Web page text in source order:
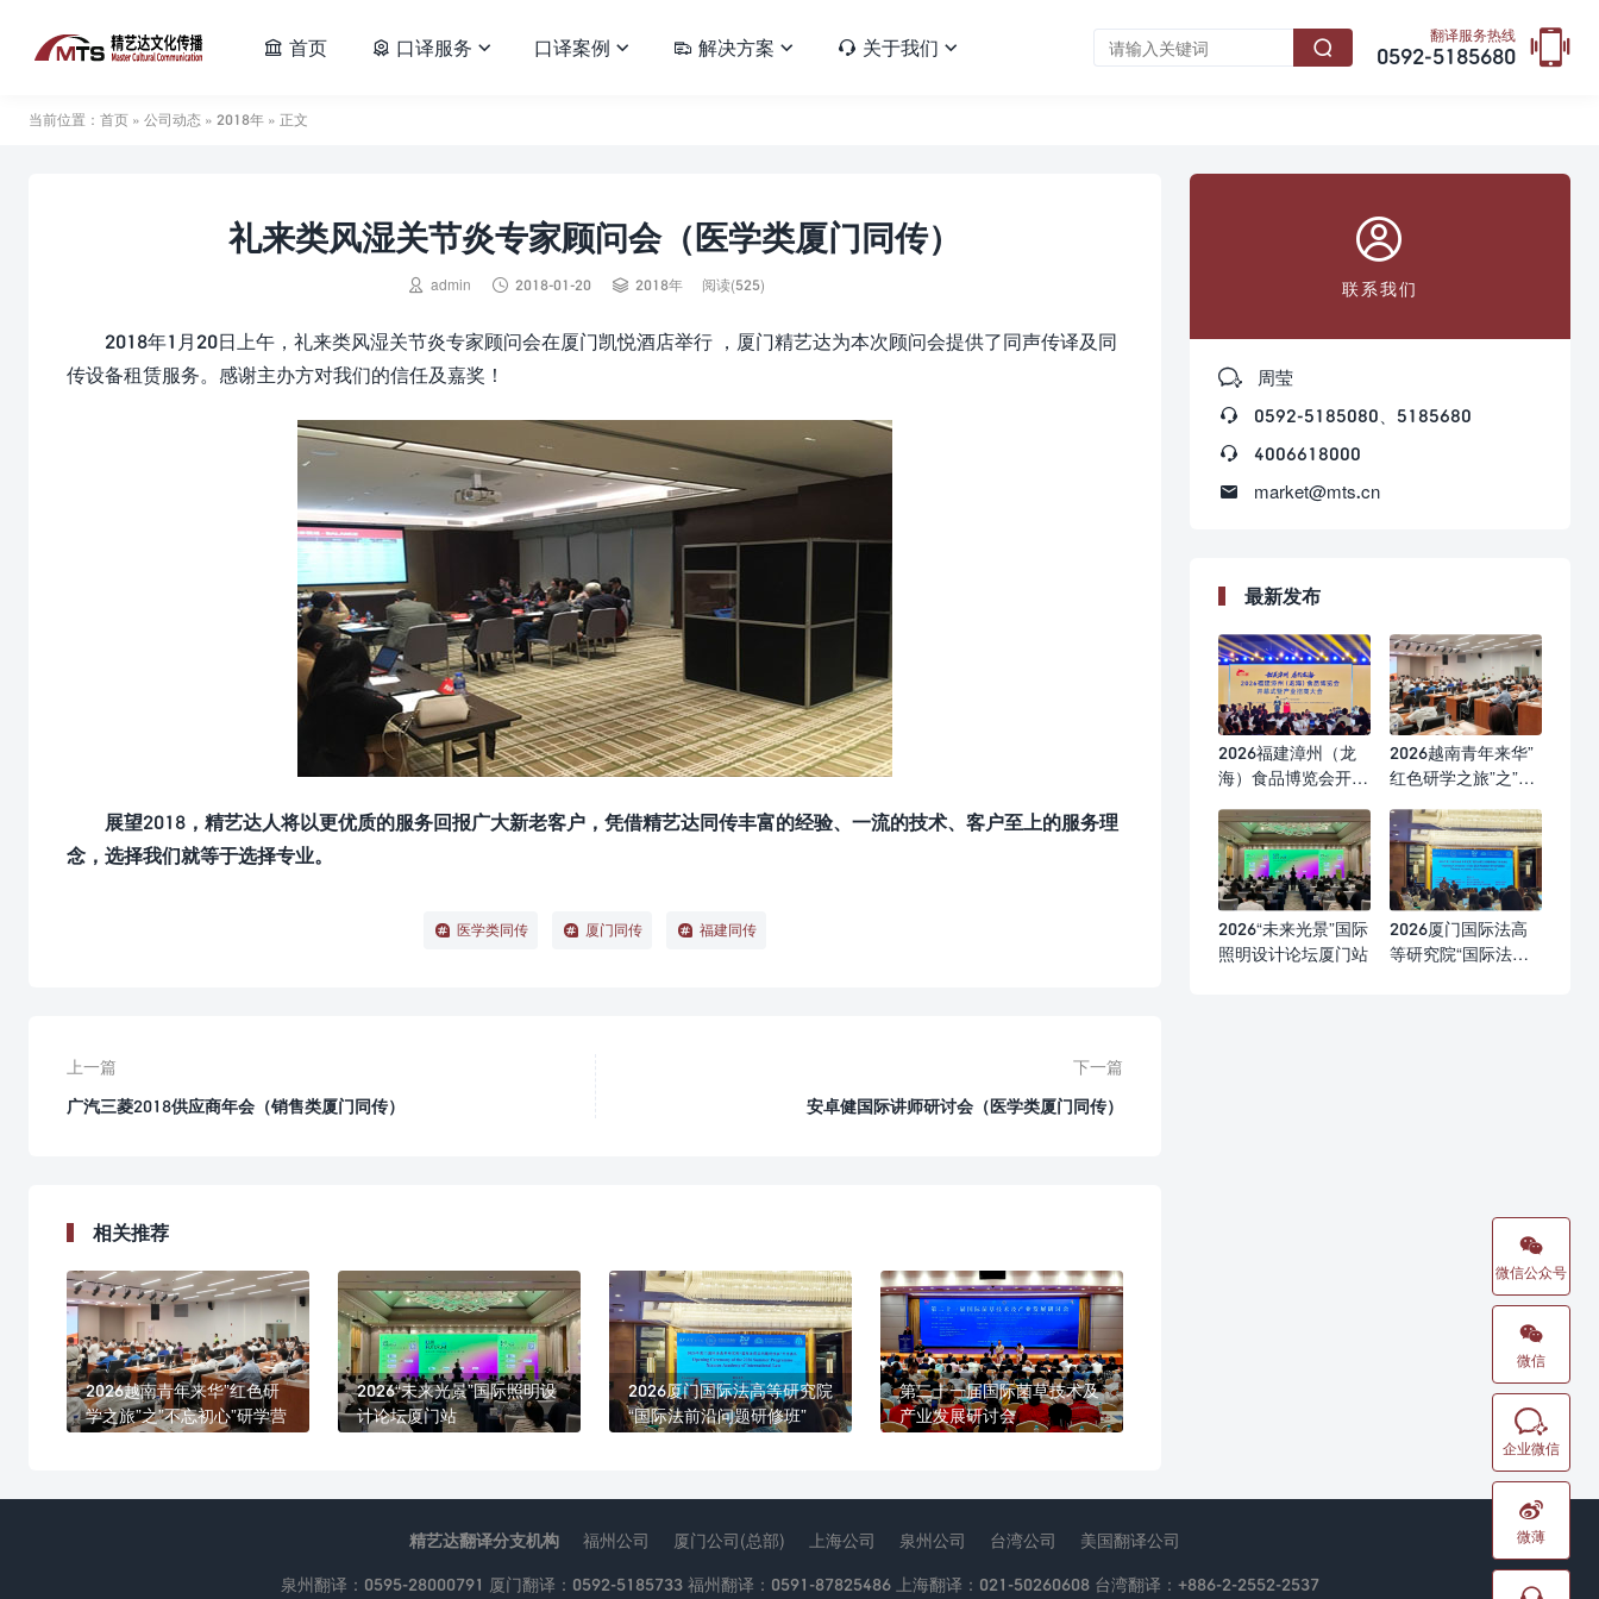
翻译服务热线
0592-5185680 
 首页  口译服务  口译案例   解决方案   关于我们  
当前位置： 首页 » 公司动态 » 2018年 » 正文
礼来类风湿关节炎专家顾问会（医学类厦门同传）
 admin  2018-01-20  2018年 阅读(525)
2018年1月20日上午，礼来类风湿关节炎专家顾问会在厦门凯悦酒店举行 ，厦门精艺达为本次顾问会提供了同声传译及同
传设备租赁服务。感谢主办方对我们的信任及嘉奖！
展望2018，精艺达人将以更优质的服务回报广大新老客户，凭借精艺达同传丰富的经验、一流的技术、客户至上的服务理
念，选择我们就等于选择专业。
医学类同传 厦门同传 福建同传
上一篇
广汽三菱2018供应商年会（销售类厦门同传）
下一篇
安卓健国际讲师研讨会（医学类厦门同传）
相关推荐
2026越南青年来华”红色研
学之旅”之”不忘初心”研学营
2026“未来光景”国际照明设
计论坛厦门站
2026厦门国际法高等研究院
“国际法前沿问题研修班”
第二十一届国际菌草技术及
产业发展研讨会

联系我们

周莹

0592-5185080、5185680

4006618000

market@mts.cn
最新发布
2026福建漳州（龙
海）食品博览会开幕
2026越南青年来华”
红色研学之旅”之”不
2026“未来光景”国际
照明设计论坛厦门站
2026厦门国际法高
等研究院“国际法前

微信公众号

微信

企业微信

微薄
精艺达翻译分支机构 福州公司 厦门公司(总部) 上海公司 泉州公司 台湾公司 美国翻译公司
泉州翻译：0595-28000791 厦门翻译：0592-5185733 福州翻译：0591-87825486 上海翻译：021-50260608 台湾翻译：+886-2-2552-2537